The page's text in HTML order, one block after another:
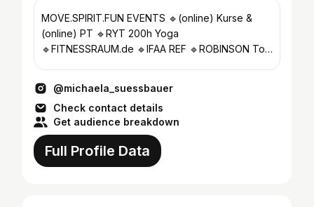
MOVE.SPIRIT.FUN EVENTS 🔹(online) Kurse &
(online) PT 🔹RYT 200h Yoga
🔹FITNESSRAUM.de 🔹IFAA REF 🔹ROBINSON Top
@michaela_suessbauer
Check contact details
Get audience breakdown
Full Profile Data